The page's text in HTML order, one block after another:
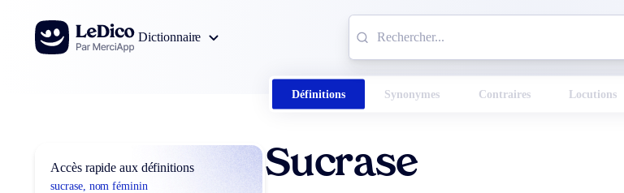
Aller au contenu
Dictionnaire
Définitions Synonymes Contraires Locutions
Accès rapide aux définitions
sucrase, nom féminin
Sucrase